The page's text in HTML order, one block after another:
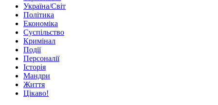
Україна/Світ
Політика
Економіка
Суспільство
Кримінал
Події
Персоналії
Історія
Мандри
Життя
Цікаво!